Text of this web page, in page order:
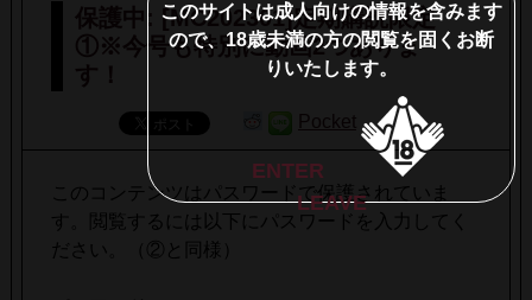
保護中: [MC202301]定期購読限定
①※今号も特別に動画2つありま
す！
Pocket
このコンテンツはパスワードで保護されていま
す。閲覧するには以下にパスワードを入力してく
ださい。（②と同様）
このサイトは成人向けの情報を含みます
ので、18歳未満の方の閲覧を固くお断
りいたします。
ENTER
LEAVE